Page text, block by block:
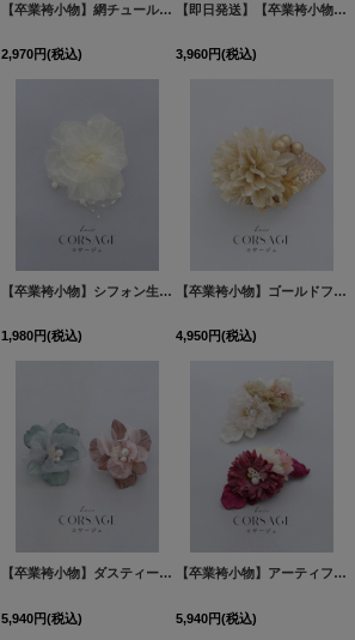
HKA-101-sh-
【卒業袴小物】網チュールとドライフラワーのセット髪飾り【2カラー】
2,970円(税込)
【即日発送】【卒業袴小物】ドライフラワーセット髪飾り【2カラー】
3,960円(税込)
[HKA-106-sh-R-F-
【卒業袴小物】シフォン生地パールフラワーコサージュ【1カラー】
1,980円(税込)
【卒業袴小物】ゴールドフラワーコサージュ【1カラー】
4,950円(税込)
[HKA-
【卒業袴小物】ダスティーフラワーパールコサージュ【2カラー】
5,940円(税込)
【卒業袴小物】アーティフィシャルフラワーコサージュ【2カラー】
5,940円(税込)